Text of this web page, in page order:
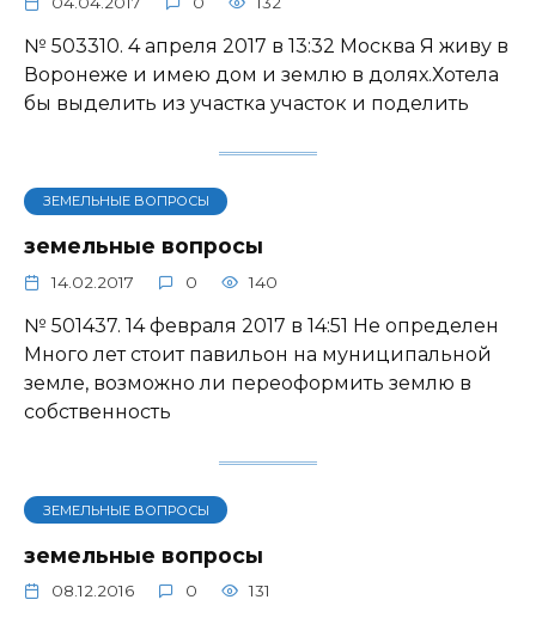
№ 503310. 4 апреля 2017 в 13:32 Москва Я живу в
Воронеже и имею дом и землю в долях.Хотела
бы выделить из участка участок и поделить
ЗЕМЕЛЬНЫЕ ВОПРОСЫ
земельные вопросы
14.02.2017 0 140
№ 501437. 14 февраля 2017 в 14:51 Не определен
Много лет стоит павильон на муниципальной
земле, возможно ли переоформить землю в
собственность
ЗЕМЕЛЬНЫЕ ВОПРОСЫ
земельные вопросы
08.12.2016 0 131